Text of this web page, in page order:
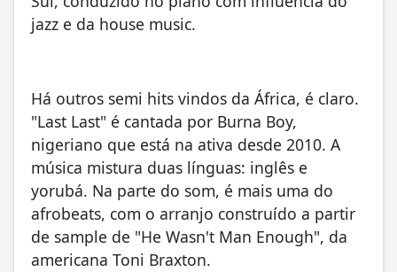
jazz e da house music.
Há outros semi hits vindos da África, é claro.
"Last Last" é cantada por Burna Boy,
nigeriano que está na ativa desde 2010. A
música mistura duas línguas: inglês e
yorubá. Na parte do som, é mais uma do
afrobeats, com o arranjo construído a partir
de sample de "He Wasn't Man Enough", da
americana Toni Braxton.